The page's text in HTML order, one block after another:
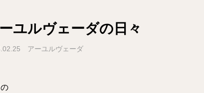
ユルヴェーダの日々
アーユルヴェーダ